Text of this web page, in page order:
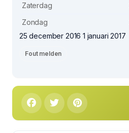
Zaterdag
Zondag
25 december 2016 1 januari 2017
Fout melden